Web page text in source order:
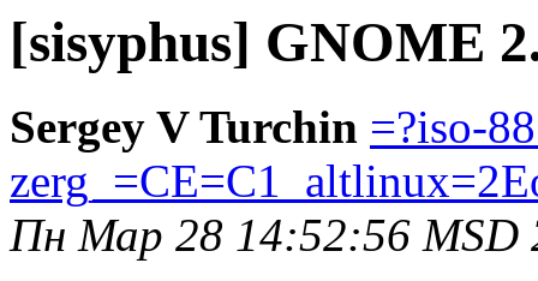
[sisyphus] GNOME
Sergey V Turchin =?iso-
Пн Мар 28 14:52:56 MSD